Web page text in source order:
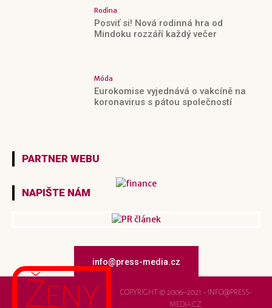
Rodina
Posviť si! Nová rodinná hra od
Mindoku rozzáří každý večer
Móda
Eurokomise vyjednává o vakcíně na
koronavirus s pátou společností
PARTNER WEBU
NAPIŠTE NÁM
info@press-media.cz
Ženy
COPYRIGHT © 2006–2021 - INFO@PRESS-
MEDIA.CZ